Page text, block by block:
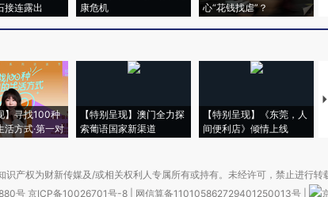
接连露出
康危机
心“花钱找虐”？
】寻找100种
活方式·第一对
【特别呈现】澳门全力探
索葡语国家新渠道
【特别呈现】《东莞，人
间便利店》倾情上线
识产权为财新传媒及/或相关权利人专属所有或持有。未经许可，禁止进行转
号 京ICP备10026701号-8 网信算备110105862729401250013号